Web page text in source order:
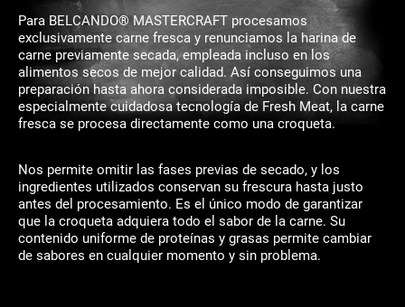
Para BELCANDO® MASTERCRAFT procesamos
exclusivamente carne fresca y renunciamos la harina de
carne previamente secada, empleada incluso en los
alimentos secos de mejor calidad. Así conseguimos una
preparación hasta ahora considerada imposible. Con nuestra
especialmente cuidadosa tecnología de Fresh Meat, la carne
fresca se procesa directamente como una croqueta.
Nos permite omitir las fases previas de secado, y los
ingredientes utilizados conservan su frescura hasta justo
antes del procesamiento. Es el único modo de garantizar
que la croqueta adquiera todo el sabor de la carne. Su
contenido uniforme de proteínas y grasas permite cambiar
de sabores en cualquier momento y sin problema.